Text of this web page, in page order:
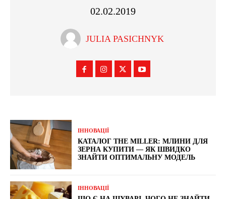
02.02.2019
JULIA PASICHNYK
ІННОВАЦІЇ
КАТАЛОГ THE MILLER: МЛИНИ ДЛЯ
ЗЕРНА КУПИТИ — ЯК ШВИДКО
ЗНАЙТИ ОПТИМАЛЬНУ МОДЕЛЬ
ІННОВАЦІЇ